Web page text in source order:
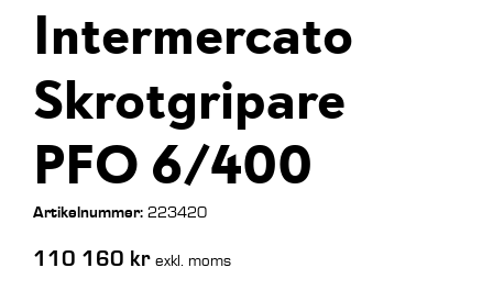
Intermercato
Skrotgripare
PFO 6/400
Artikelnummer:223420
110 160 kr exkl. moms